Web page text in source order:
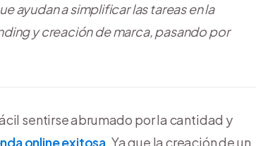
ayudan a simplificar las tareas en la
y creación de marca, pasando por
sentirse abrumado por la cantidad y
online exitosa. Ya que la creación de un